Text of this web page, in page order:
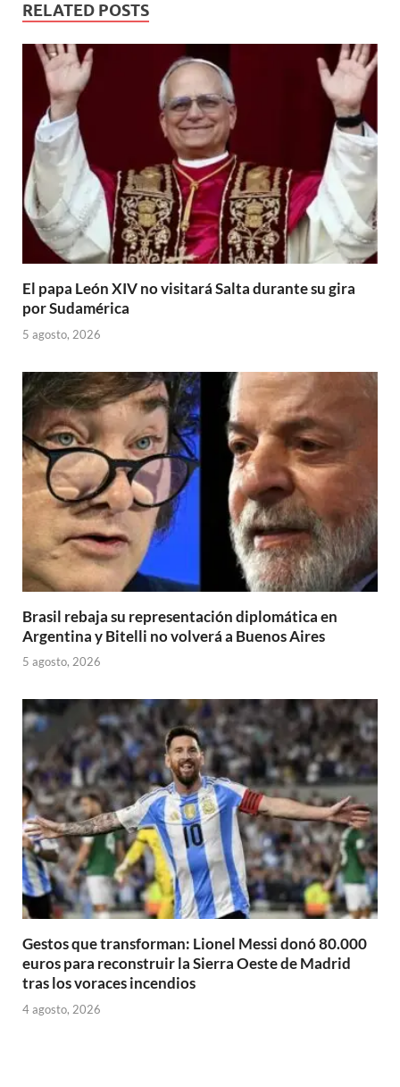
RELATED POSTS
El papa León XIV no visitará Salta durante su gira
por Sudamérica
5 agosto, 2026
Brasil rebaja su representación diplomática en
Argentina y Bitelli no volverá a Buenos Aires
5 agosto, 2026
Gestos que transforman: Lionel Messi donó 80.000
euros para reconstruir la Sierra Oeste de Madrid
tras los voraces incendios
4 agosto, 2026